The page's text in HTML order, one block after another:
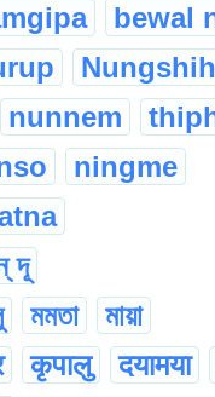
bewal
nunnem
ningme
দূ
মমতা মায়া
कृपालु दयामया